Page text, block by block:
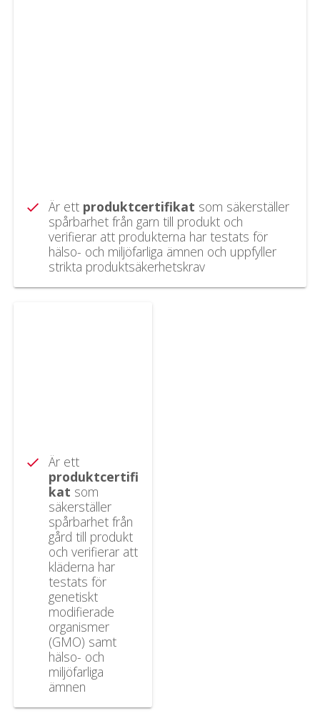
check Är ett produktcertifikat som säkerställer
spårbarhet från garn till produkt och
verifierar att produkterna har testats för
hälso- och miljöfarliga ämnen och uppfyller
strikta produktsäkerhetskrav
check
Är ett
produktcertifi
kat som
säkerställer
spårbarhet från
gård till produkt
och verifierar att
kläderna har
testats för
genetiskt
modifierade
organismer
(GMO) samt
hälso- och
miljöfarliga
ämnen